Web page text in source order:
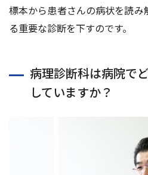
標本から患者さんの病状を読
る重要な診断を下すのです。
病理診断科は病院で
していますか？